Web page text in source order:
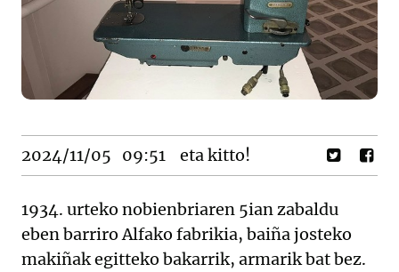
2024/11/05 09:51 eta kitto!
1934. urteko nobienbriaren 5ian zabaldu
eben barriro Alfako fabrikia, baiña josteko
makiñak egitteko bakarrik, armarik bat bez.